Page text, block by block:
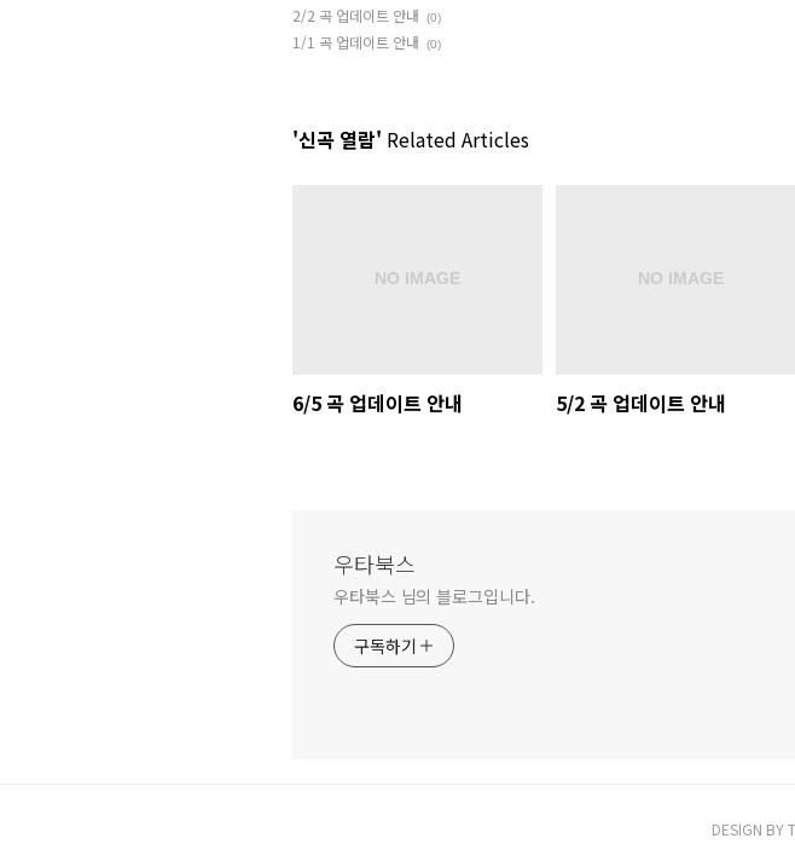
2/2 곡 업데이트 안내 (0)
1/1 곡 업데이트 안내 (0)
'신곡 열람' Related Articles
6/5 곡 업데이트 안내 5/2 곡 업데이트 안내
우타북스
우타북스 님의 블로그입니다.
구독하기
DESIGN BY